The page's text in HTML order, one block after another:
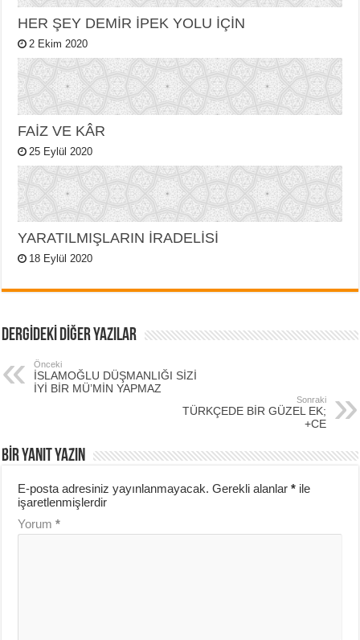
HER ŞEY DEMİR İPEK YOLU İÇİN
2 Ekim 2020
FAİZ VE KÂR
25 Eylül 2020
YARATILMIŞLARIN İRADELİSİ
18 Eylül 2020
DERGİDEKİ DİĞER YAZILAR
Önceki
İSLAMOĞLU DÜŞMANLIĞI SİZİ
İYİ BİR MÜ’MİN YAPMAZ
Sonraki
TÜRKÇEDE BİR GÜZEL EK;
+CE
BIR YANIT YAZIN
E-posta adresiniz yayınlanmayacak. Gerekli alanlar* ile
işaretlenmişlerdir
Yorum*